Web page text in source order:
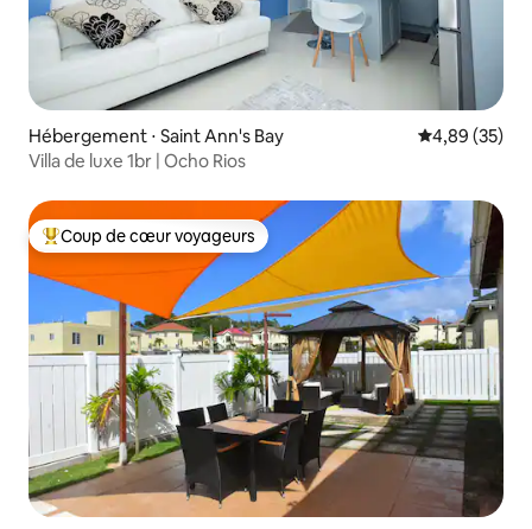
Hébergement ⋅ Saint Ann's Bay Évaluation
4,89 (35)
Villa de luxe 1br | Ocho Rios
Coups de cœur voyageurs les plus appréciés
Coup de cœur voyageurs